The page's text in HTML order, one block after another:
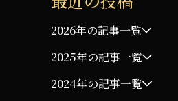
2026年の記事一覧
2025年の記事一覧
2024年の記事一覧